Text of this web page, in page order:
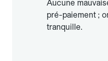
Aucune
pré-paiement ;
tranquille.